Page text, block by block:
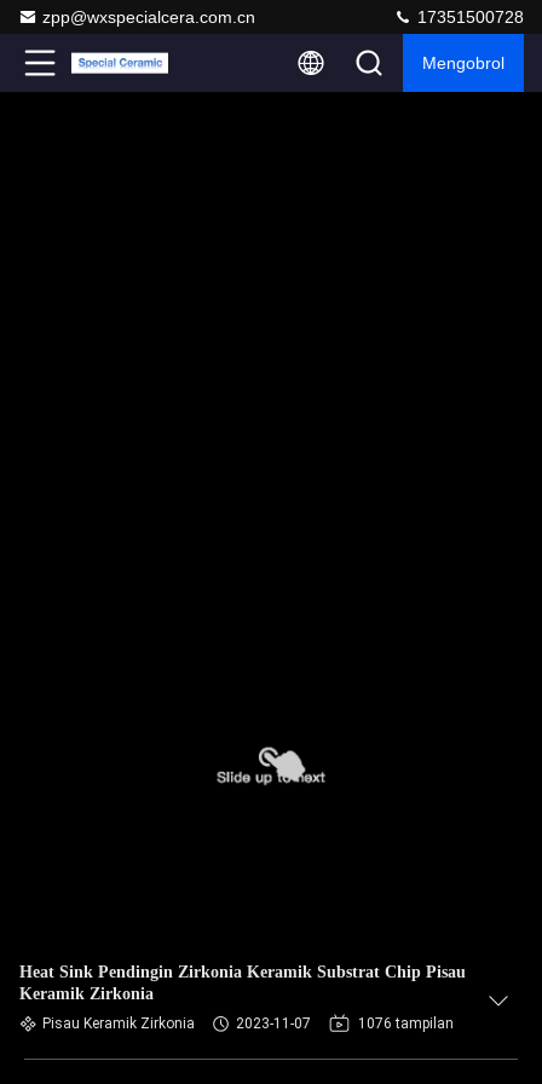
zpp@wxspecialcera.com.cn 17351500728
Mengobrol
Heat Sink Pendingin Zirkonia Keramik Substrat Chip Pisau
Keramik Zirkonia
Pisau Keramik Zirkonia 2023-11-07 1076 tampilan